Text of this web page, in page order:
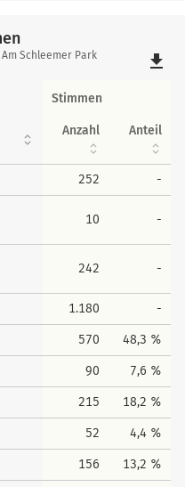
Schleemer Park
file_download
Stimmen
Anzahl Anteil
252 -
10 -
242 -
1.180 -
570 48,3 %
90 7,6 %
215 18,2 %
52 4,4 %
156 13,2 %